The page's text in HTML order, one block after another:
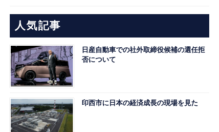
人気記事
日産自動車での社外取締役候補の選任拒
否について
印西市に日本の経済成長の現場を見た